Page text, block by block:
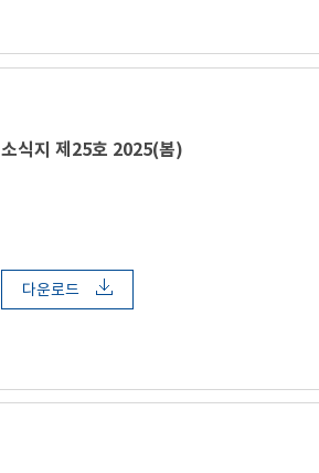
소식지 제25호 2025(봄)
다운로드